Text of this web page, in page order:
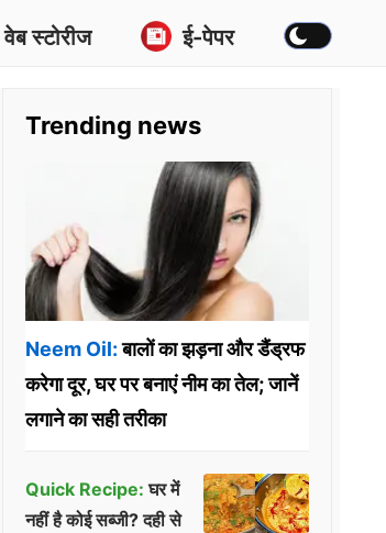
वेब स्टोरीज ई-पेपर
Trending news
Neem Oil:बालों का झड़ना और डैंड्रफ
करेगा दूर, घर पर बनाएं नीम का तेल; जानें
लगाने का सही तरीका
Quick Recipe: घर में
नहीं है कोई सब्जी? दही से